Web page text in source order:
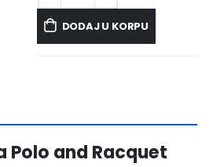
DODAJ U KORPU
Polo and Racquet